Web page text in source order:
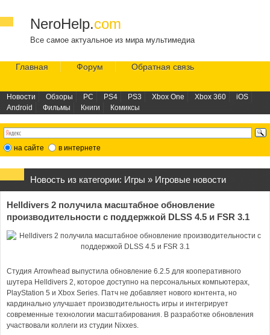
NeroHelp.com
Все самое актуальное из мира мультимедиа
Главная Форум Обратная связь
Новости Обзоры PC PS4 PS3 Xbox One Xbox 360
iOS
Android
Фильмы Книги Комиксы
на сайте в интернете
Новость из категории: Игры » Игровые новости
Helldivers 2 получила масштабное обновление
производительности с поддержкой DLSS 4.5 и FSR 3.1
Студия Arrowhead выпустила обновление 6.2.5 для кооперативного
шутера Helldivers 2, которое доступно на персональных компьютерах,
PlayStation 5 и Xbox Series. Патч не добавляет нового контента, но
кардинально улучшает производительность игры и интегрирует
современные технологии масштабирования. В разработке обновления
участвовали коллеги из студии Nixxes.